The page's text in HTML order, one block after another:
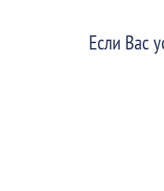
Если Вас